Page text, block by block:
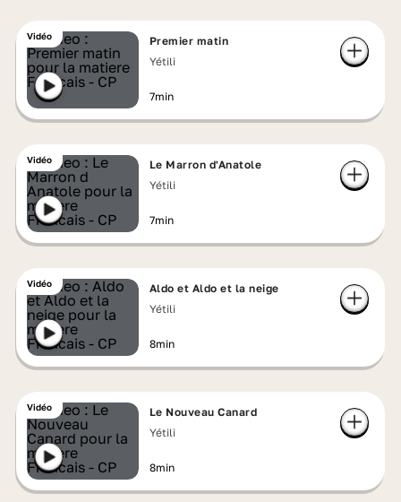
Vidéo
Premier matin
Yétili
7min
Vidéo
Le Marron d'Anatole
Yétili
7min
Vidéo
Aldo et Aldo et la neige
Yétili
8min
Vidéo
Le Nouveau Canard
Yétili
8min